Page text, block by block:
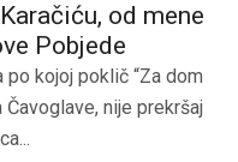
od mene
Pobjede
kojoj poklič “Za dom
nije prekršaj